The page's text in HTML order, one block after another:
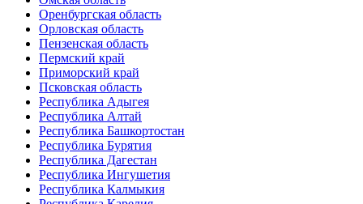
Оренбургская область
Орловская область
Пензенская область
Пермский край
Приморский край
Псковская область
Республика Адыгея
Республика Алтай
Республика Башкортостан
Республика Бурятия
Республика Дагестан
Республика Ингушетия
Республика Калмыкия